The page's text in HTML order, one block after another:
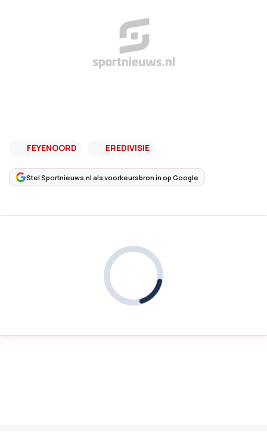
FEYENOORD EREDIVISIE
Stel Sportnieuws.nl als voorkeursbron in op Google